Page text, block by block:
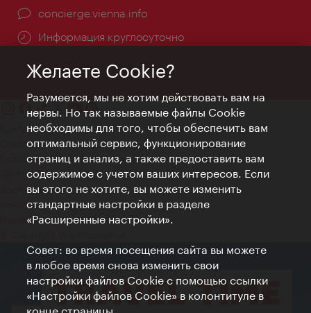
concierge.vienna.info
Информация круглосуточно
Контакт
Credits
Положение о конфиденциальности
Terms of Use
Доступность
Контакты для прессы
Настройки файлов Cookie
Желаете Cookie?
Разумеется, мы не хотим действовать вам на
нервы. Но так называемые файлы Cookie
необходимы для того, чтобы обеспечить вам
оптимальный сервис, функционирование
страниц и анализ, а также предоставить вам
содержимое с учетом ваших интересов. Если
вы этого не хотите, вы можете изменить
стандартные настройки в разделе
«Расширенные настройки».
Совет: во время посещения сайта вы можете
в любое время снова изменить свои
настройки файлов Cookie с помощью ссылки
«Настройки файлов Cookie» в колонтитуле в